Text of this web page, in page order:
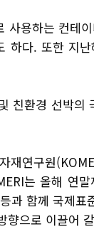
사용하는 컨테
하다. 또한 지
친환경 선박의
재연구원
는 올해 연
과 함께 국제
향으로 이끌어